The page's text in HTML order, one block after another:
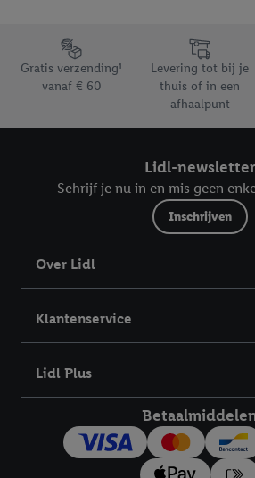
Footerelement met de verschillende
Gratis verzending¹
vanaf € 60
Levering tot bij je
thuis of in een
afhaalpunt
Lidl-newsletter
Schrijf je nu in en mis geen
Inschrijven
Over Lidl
Klantenservice
Lidl Plus
impressum hier.